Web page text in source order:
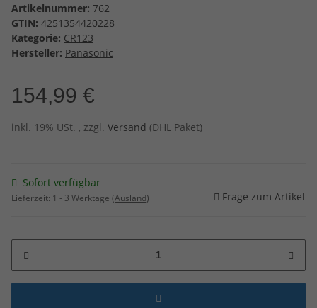
Artikelnummer: 762
GTIN: 4251354420228
Kategorie: CR123
Hersteller: Panasonic
154,99 €
inkl. 19% USt. , zzgl. Versand (DHL Paket)
Sofort verfügbar
Lieferzeit: 1 - 3 Werktage (Ausland) Frage zum Artikel